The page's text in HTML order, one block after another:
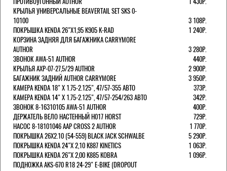
КРЫЛЬЯ УНИВЕРСАЛЬНЫЕ BEAVERTAIL SET SKS 0-
10100
3 108Р.
ПОКРЫШКА KENDA 26"Х1,95 K905 K-RAD
1 240Р.
КОРЗИНА ЗАДНЯЯ ДЛЯ БАГАЖНИКА CARRYMORE
AUTHOR
3 280Р.
ЗВОНОК AWA-51 AUTHOR
440Р.
КРЫЛЬЯ AXP-07-27,5/29 AUTHOR
2 900Р.
БАГАЖНИК ЗАДНИЙ AUTHOR CARRYMORE
3 950Р.
КАМЕРА KENDA 18" Х 1.75-2.125", 47/57-355 АВТО
373Р.
КАМЕРА KENDA 14" Х 1.75-2.125", 47/57-254/263 АВТО
342Р.
ЗВОНОК 8-16310105 AWA-51 AUTHOR
400Р.
ДЕРЖАТЕЛЬ ВЕЛО НАСТЕННЫЙ H017 HORST
729Р.
НАСОС 8-18101046 AAP CROSS 2 AUTHOR
1 770Р.
ПОКРЫШКА 26X2.10 (54-559) BLACK JACK SCHWALBE
5 290Р.
ПОКРЫШКА KENDA 24"Х 2,10 K887 KINETICS
1 063Р.
ПОКРЫШКА KENDA 26"Х 2,00 K885 KOBRA
1 096Р.
ПОДНОЖКА AKS-670 R18 24-29" E-BIKE (DROPOUT